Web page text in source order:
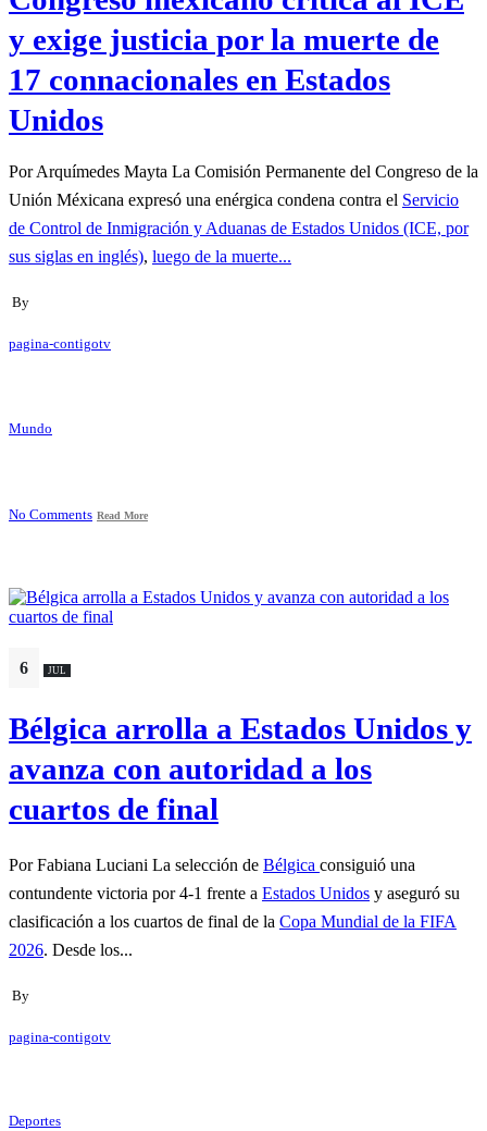
y exige justicia por la muerte de
17 connacionales en Estados
Unidos
Por Arquímedes Mayta La Comisión Permanente del Congreso de la
Unión Méxicana expresó una enérgica condena contra el Servicio
de Control de Inmigración y Aduanas de Estados Unidos (ICE, por
sus siglas en inglés), luego de la muerte...
By
pagina-contigotv
Mundo
No Comments Read More
6 JUL
Bélgica arrolla a Estados Unidos y
avanza con autoridad a los
cuartos de final
Por Fabiana Luciani La selección de Bélgica consiguió una
contundente victoria por 4-1 frente a Estados Unidos y aseguró su
clasificación a los cuartos de final de la Copa Mundial de la FIFA
2026. Desde los...
By
pagina-contigotv
Deportes